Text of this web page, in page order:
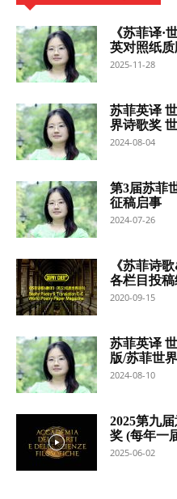
《苏菲译·
英对照纸
2025-11-28
苏菲英译
界诗歌奖
2024-08-04
第3届苏菲
征稿启事
2024-07-26
《苏菲诗
各栏目投
2020-09-15
苏菲英译
版/苏菲世
2024-08-10
2025第九
奖 (每年一
2025-06-02